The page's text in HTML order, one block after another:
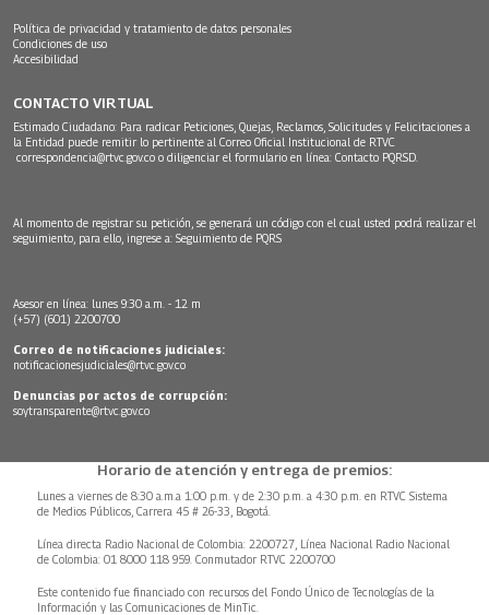
Política de privacidad y tratamiento de datos personales
Condiciones de uso
Accesibilidad
CONTACTO VIRTUAL
Estimado Ciudadano: Para radicar Peticiones, Quejas, Reclamos, Solicitudes y Felicitaciones a
la Entidad puede remitir lo pertinente al Correo Oficial Institucional de RTVC
correspondencia@rtvc.gov.co o diligenciar el formulario en línea: Contacto PQRSD.
Al momento de registrar su petición, se generará un código con el cual usted podrá realizar el
seguimiento, para ello, ingrese a: Seguimiento de PQRS
Asesor en línea: lunes 9:30 a.m. - 12 m
(+57) (601) 2200700
Correo de notificaciones judiciales:
notificacionesjudiciales@rtvc.gov.co
Denuncias por actos de corrupción:
soytransparente@rtvc.gov.co
Horario de atención y entrega de premios:
Lunes a viernes de 8:30 a.m.a 1:00 p.m. y de 2:30 p.m. a 4:30 p.m. en RTVC Sistema
de Medios Públicos, Carrera 45 # 26-33, Bogotá.
Línea directa Radio Nacional de Colombia: 2200727, Línea Nacional Radio Nacional
de Colombia: 01 8000 118 959. Conmutador RTVC 2200700
Este contenido fue financiado con recursos del Fondo Único de Tecnologías de la
Información y las Comunicaciones de MinTic.